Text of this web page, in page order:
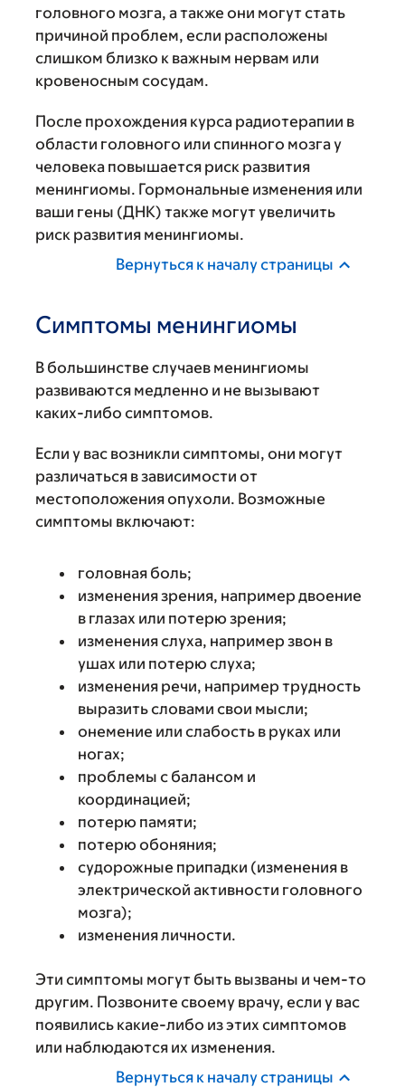
головного мозга, а также они могут стать
причиной проблем, если расположены
слишком близко к важным нервам или
кровеносным сосудам.
После прохождения курса радиотерапии в
области головного или спинного мозга у
человека повышается риск развития
менингиомы. Гормональные изменения или
ваши гены (ДНК) также могут увеличить
риск развития менингиомы.
Вернуться к началу страницы
Симптомы менингиомы
В большинстве случаев менингиомы
развиваются медленно и не вызывают
каких-либо симптомов.
Если у вас возникли симптомы, они могут
различаться в зависимости от
местоположения опухоли. Возможные
симптомы включают:
головная боль;
изменения зрения, например двоение
в глазах или потерю зрения;
изменения слуха, например звон в
ушах или потерю слуха;
изменения речи, например трудность
выразить словами свои мысли;
онемение или слабость в руках или
ногах;
проблемы с балансом и
координацией;
потерю памяти;
потерю обоняния;
судорожные припадки (изменения в
электрической активности головного
мозга);
изменения личности.
Эти симптомы могут быть вызваны и чем-то
другим. Позвоните своему врачу, если у вас
появились какие-либо из этих симптомов
или наблюдаются их изменения.
Вернуться к началу страницы